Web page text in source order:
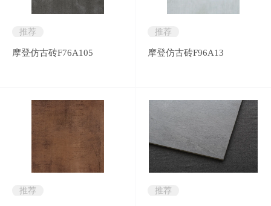
推荐
摩登仿古砖F76A105
推荐
摩登仿古砖F96A13
推荐 推荐